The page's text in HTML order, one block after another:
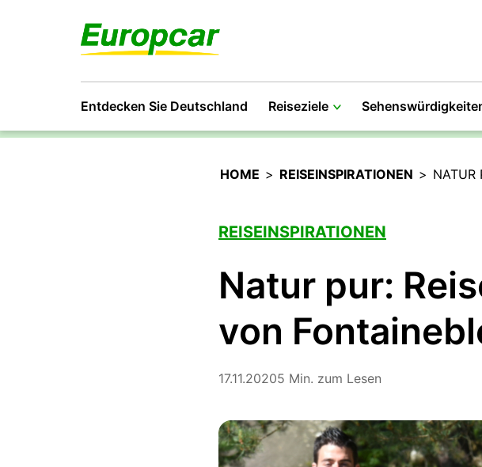
Entdecken Sie Deutschland Reiseziele
HOME > REISEINSPIRATIONEN > NATUR
REISEINSPIRATIONEN
Natur pur:
von
17.11.20205 Min. zum Lesen